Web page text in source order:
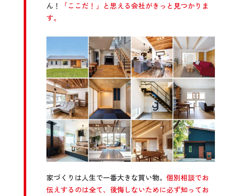
ん！
「ここだ！」と思える会社がきっと見つかりま
す。
家づくりは人生で一番大きな買い物。 個別相談でお
伝えするのは全て、後悔しないために必ず知ってお